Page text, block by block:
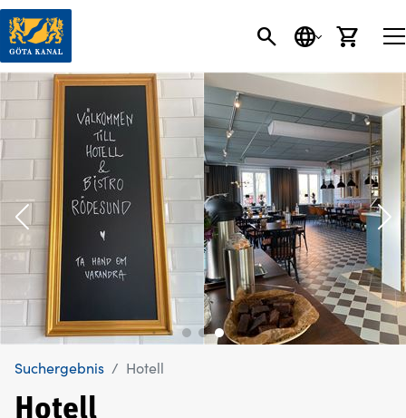
SEARCH
SPRACHE
Suchergebnis Hotell
Hotell